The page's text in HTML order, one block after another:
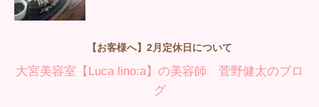
【お客様へ】2月定休日について
大宮美容室【Luca lino:a】の美容師 菅野健太のブロ
グ